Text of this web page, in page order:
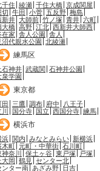
千住 綾瀬 千住大橋 京成関屋
切 牛田 小菅 五反野 梅島
新井 大師前 竹ノ塚 青井 六町
大橋 高野 江北 西新井大師西
在家 舎人公園
舎人
沼代親水公園
北綾瀬
練馬区
石神井 武蔵関 石神井公園
泉学園
東京都
田 三鷹 調布 府中
八王子
国分寺 国立 西国分寺 練馬
横浜市
浜 関内 みなとみらい 新横浜
木町 元町・中華街 石川町
神奈川
保土ヶ谷 東戸塚
戸塚
大岡 鶴見
センター北
ンター南 あざみ野 日吉